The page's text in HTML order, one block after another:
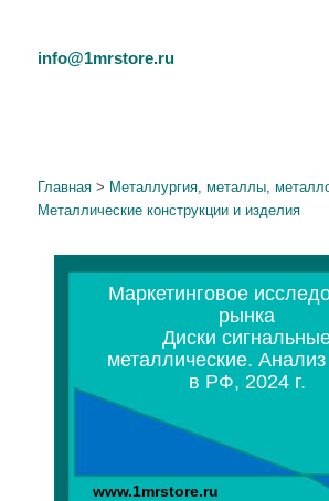
info@1mrstore.ru
Главная> Металлургия, металлы,
Металлические конструкции и изделия
Маркетинговое
рынка
Диски
металлические.
в РФ, 2024 г.
www.1mrstore.ru